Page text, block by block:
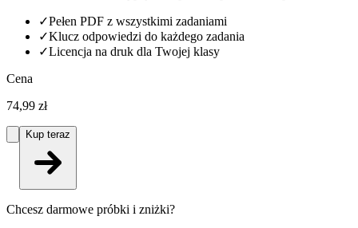
✓Pełen PDF z wszystkimi zadaniami
✓Klucz odpowiedzi do każdego zadania
✓Licencja na druk dla Twojej klasy
Cena
74,99 zł
Kup teraz
Chcesz darmowe próbki i zniżki?